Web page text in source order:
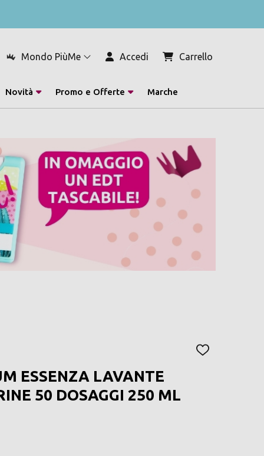
Mondo PiùMe Accedi Carrello
Novità Promo e Offerte Marche
AGGIUNGI
ESSENZA LAVANTE
50 DOSAGGI 250 ML